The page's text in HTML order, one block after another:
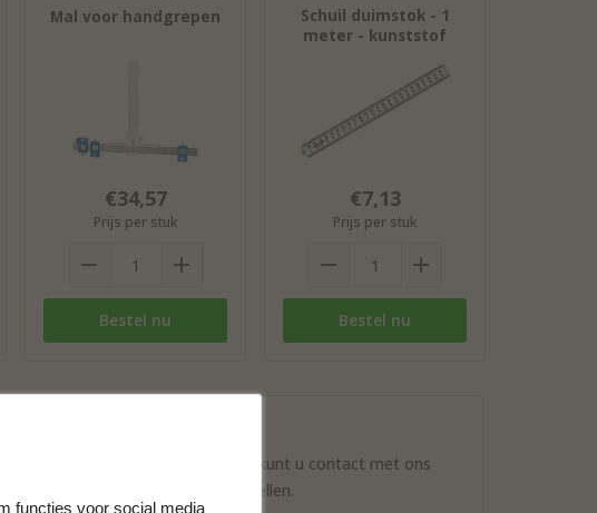
Mal voor handgrepen
€34,57
Prijs per stuk
Bestel nu
Schuil duimstok - 1
meter - kunststof
€7,13
Prijs per stuk
Bestel nu
Via onderstaande opties kunt u contact met ons
opnemen en uw vraag stellen.
functies voor social media